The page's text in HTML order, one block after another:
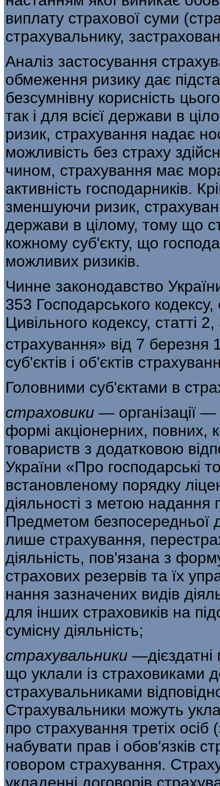
виплату страхової суми
страхувальнику,
Аналіз застосування
обмежен­ня ризику дає
безсумнівну корисність
так і для всієї держави в
ризик, страхування надає
можливість без страху
чином, страхування має
ак­тивність господарників.
зменшуючи ризик,
держави в цілому, тому що
кожному суб'єкту, що
можливих ризиків.
Чинне законодавство
353 Гос­подарського
Цивільного кодексу, статті
страхування» від 7 березня
суб'єктів і об'єктів
Головними суб'єктами в
страховики — організації
формі акціо­нерних, повних,
товариств з додатковою
України «Про господарські
встановленому порядку
діяльності з метою надання
Предме­том безпосередньої
лише страхування,
діяльність, пов'язана з
страхових резервів та їх
нання зазначених видів
для інших страховиків на
сумісну діяльність;
страхувальники
що укла­ли із страховиками
страхувальниками
Страхувальники можуть
про страхування третіх
набувати прав і обов'язків
говором страхування.
укладенні до­говорів